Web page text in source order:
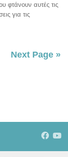
φτάνουν αυτές τις
για τις
Next Page »